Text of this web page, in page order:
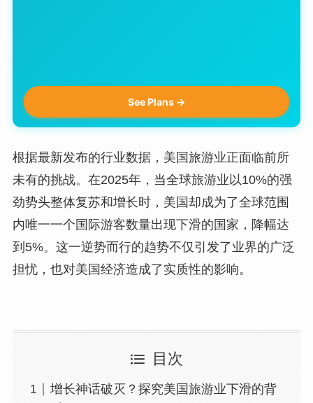
See Plans →
根据最新发布的行业数据，美国旅游业正面临前所
未有的挑战。在2025年，当全球旅游业以10%的强
劲势头整体复苏和增长时，美国却成为了全球范围
内唯一一个国际游客数量出现下滑的国家，降幅达
到5%。这一逆势而行的趋势不仅引发了业界的广泛
担忧，也对美国经济造成了实质性的影响。
目次
增长神话破灭？探究美国旅游业下滑的背